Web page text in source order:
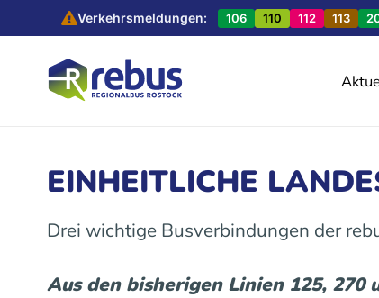
Verkehrsmeldungen: 106 110 112 113
EINHEITLICHE
Drei wichtige Busverbindungen der
Aus den bisherigen Linien 125, 270